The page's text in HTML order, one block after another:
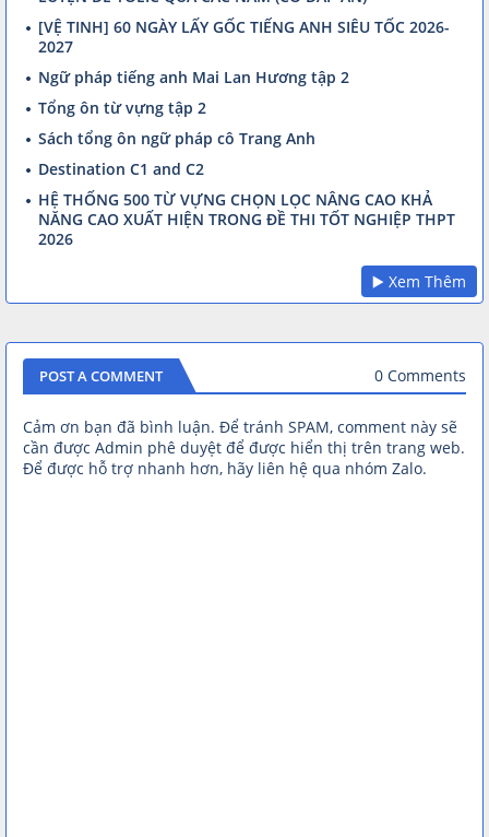
[VỆ TINH] 60 NGÀY LẤY GỐC TIẾNG ANH SIÊU TỐC 2026-
2027
Ngữ pháp tiếng anh Mai Lan Hương tập 2
Tổng ôn từ vựng tập 2
Sách tổng ôn ngữ pháp cô Trang Anh
Destination C1 and C2
HỆ THỐNG 500 TỪ VỰNG CHỌN LỌC NÂNG CAO KHẢ
NĂNG CAO XUẤT HIỆN TRONG ĐỀ THI TỐT NGHIỆP THPT
2026
▶️ Xem Thêm
POST A COMMENT 0 Comments
Cảm ơn bạn đã bình luận. Để tránh SPAM, comment này sẽ
cần được Admin phê duyệt để được hiển thị trên trang web.
Để được hỗ trợ nhanh hơn, hãy liên hệ qua nhóm Zalo.